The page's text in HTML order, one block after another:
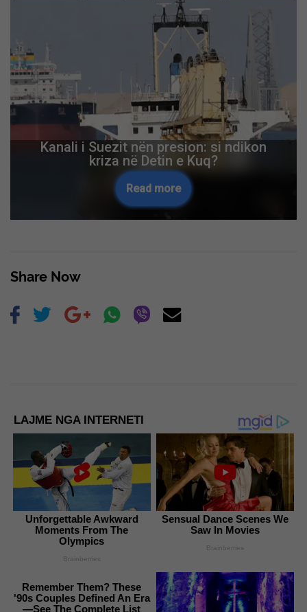
Kanali i Suezit nën presion: si ndikon
kriza në Detin e Kuq?
Read more
Share Now
LAJME NGA INTERNETI
Unforgettable Awkward
Moments From The
Olympics
Brainberries
Sensual Dance Scenes We
Saw In Movies
Brainberries
Remember Them? These
'90s Couples Defined An Era
—See The Complete List